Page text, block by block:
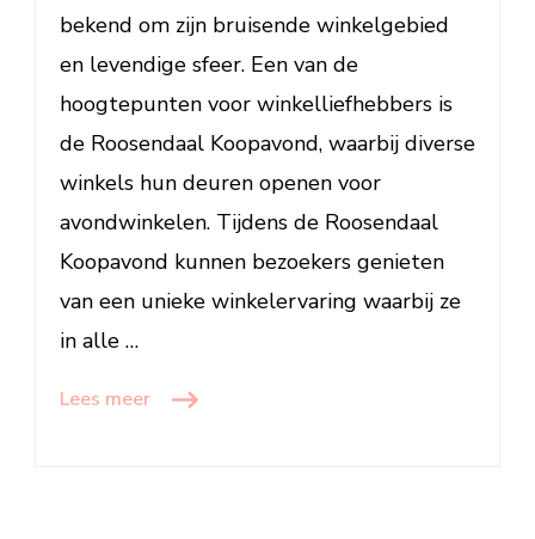
bekend om zijn bruisende winkelgebied
en levendige sfeer. Een van de
hoogtepunten voor winkelliefhebbers is
de Roosendaal Koopavond, waarbij diverse
winkels hun deuren openen voor
avondwinkelen. Tijdens de Roosendaal
Koopavond kunnen bezoekers genieten
van een unieke winkelervaring waarbij ze
in alle …
Lees meer